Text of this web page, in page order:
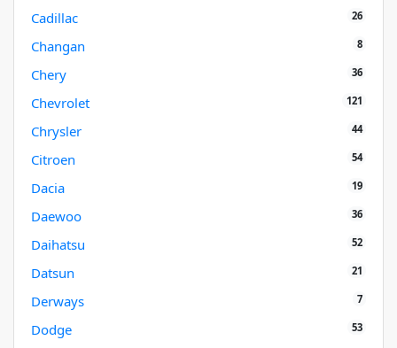
Cadillac 26
Changan 8
Chery 36
Chevrolet 121
Chrysler 44
Citroen 54
Dacia 19
Daewoo 36
Daihatsu 52
Datsun 21
Derways 7
Dodge 53